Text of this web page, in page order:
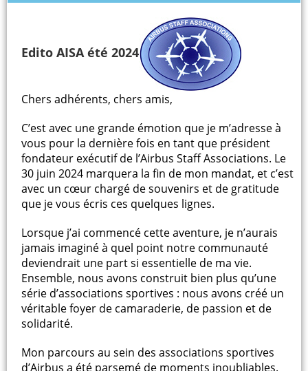
Edito AISA été 2024
Chers adhérents, chers amis,
C’est avec une grande émotion que je m’adresse à
vous pour la dernière fois en tant que président
fondateur exécutif de l’Airbus Staff Associations. Le
30 juin 2024 marquera la fin de mon mandat, et c’est
avec un cœur chargé de souvenirs et de gratitude
que je vous écris ces quelques lignes.
Lorsque j’ai commencé cette aventure, je n’aurais
jamais imaginé à quel point notre communauté
deviendrait une part si essentielle de ma vie.
Ensemble, nous avons construit bien plus qu’une
série d’associations sportives : nous avons créé un
véritable foyer de camaraderie, de passion et de
solidarité.
Mon parcours au sein des associations sportives
d’Airbus a été parsemé de moments inoubliables.